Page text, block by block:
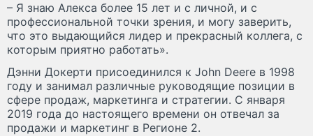
– Я знаю Алекса более 15 лет и с личной, и с
профессиональной точки зрения, и могу заверить,
что это выдающийся лидер и прекрасный коллега, с
которым приятно работать».
Дэнни Докерти присоединился к John Deere в 1998
году и занимал различные руководящие позиции в
сфере продаж, маркетинга и стратегии. С января
2019 года до настоящего времени он отвечал за
продажи и маркетинг в Регионе 2.